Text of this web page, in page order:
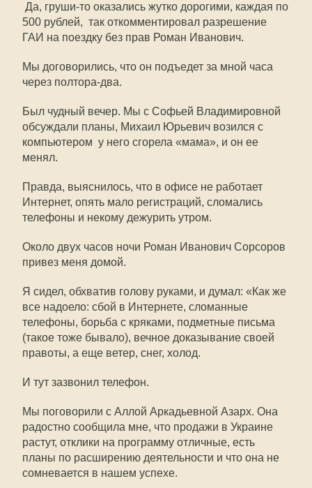
 Да, груши-то оказались жутко дорогими, каждая по
500 рублей,  так откомментировал разрешение
ГАИ на поездку без прав Роман Иванович.
Мы договорились, что он подъедет за мной часа
через полтора-два.
Был чудный вечер. Мы с Софьей Владимировной
обсуждали планы, Михаил Юрьевич возился с
компьютером  у него сгорела «мама», и он ее
менял.
Правда, выяснилось, что в офисе не работает
Интернет, опять мало регистраций, сломались
телефоны и некому дежурить утром.
Около двух часов ночи Роман Иванович Сорсоров
привез меня домой.
Я сидел, обхватив голову руками, и думал: «Как же
все надоело: сбой в Интернете, сломанные
телефоны, борьба с кряками, подметные письма
(такое тоже бывало), вечное доказывание своей
правоты, а еще ветер, снег, холод.
И тут зазвонил телефон.
Мы поговорили с Аллой Аркадьевной Азарх. Она
радостно сообщила мне, что продажи в Украине
растут, отклики на программу отличные, есть
планы по расширению деятельности и что она не
сомневается в нашем успехе.